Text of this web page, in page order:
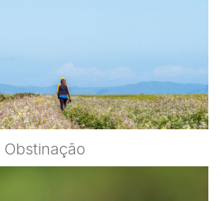
Obstinação